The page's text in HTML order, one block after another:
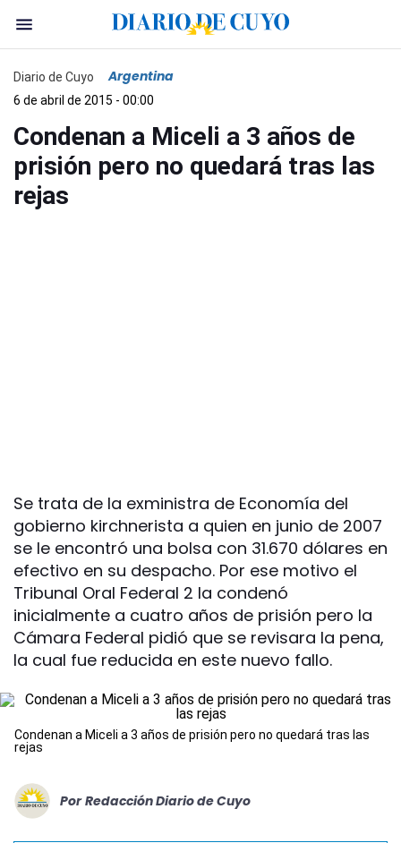
Diario de Cuyo Argentina
6 de abril de 2015 - 00:00
Condenan a Miceli a 3 años de
prisión pero no quedará tras las
rejas
Se trata de la exministra de Economía del
gobierno kirchnerista a quien en junio de 2007
se le encontró una bolsa con 31.670 dólares en
efectivo en su despacho. Por ese motivo el
Tribunal Oral Federal 2 la condenó
inicialmente a cuatro años de prisión pero la
Cámara Federal pidió que se revisara la pena,
la cual fue reducida en este nuevo fallo.
Condenan a Miceli a 3 años de prisión pero no quedará tras las
rejas
Por Redacción Diario de Cuyo